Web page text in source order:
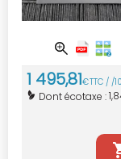
1 495,81€TTC / /
Dont écotaxe :